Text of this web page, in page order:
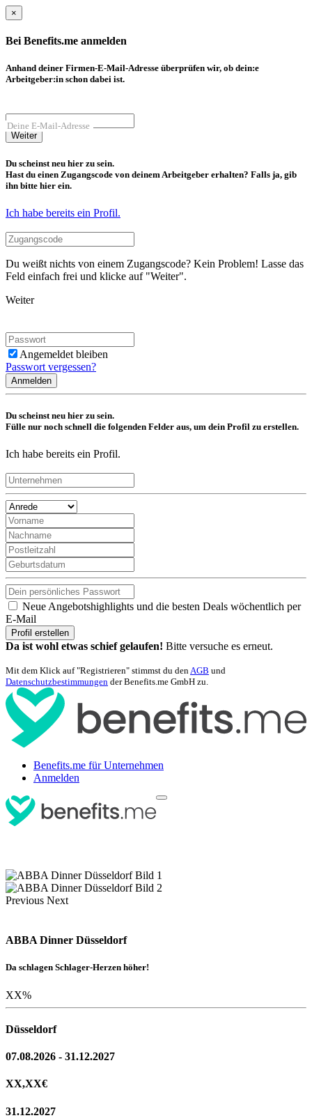
×
Bei Benefits.me anmelden
Anhand deiner Firmen-E-Mail-Adresse überprüfen wir, ob dein:e
Arbeitgeber:in schon dabei ist.
Deine E-Mail-Adresse
Weiter
Du scheinst neu hier zu sein.
Hast du einen Zugangscode von deinem Arbeitgeber erhalten? Falls ja, gib
ihn bitte hier ein.
Ich habe bereits ein Profil.
Du weißt nichts von einem Zugangscode? Kein Problem! Lasse das
Feld einfach frei und klicke auf "Weiter".
Weiter
Angemeldet bleiben
Passwort vergessen?
Anmelden
Du scheinst neu hier zu sein.
Fülle nur noch schnell die folgenden Felder aus, um dein Profil zu erstellen.
Ich habe bereits ein Profil.
Neue Angebotshighlights und die besten Deals wöchentlich per
E-Mail
Profil erstellen
Da ist wohl etwas schief gelaufen! Bitte versuche es erneut.
Mit dem Klick auf "Registrieren" stimmst du denAGB und
Datenschutzbestimmungen der Benefits.me GmbH zu.
Benefits.me für Unternehmen
Anmelden
Previous Next
ABBA Dinner Düsseldorf
Da schlagen Schlager-Herzen höher!
XX%
Düsseldorf
07.08.2026 - 31.12.2027
XX,XX€
31.12.2027